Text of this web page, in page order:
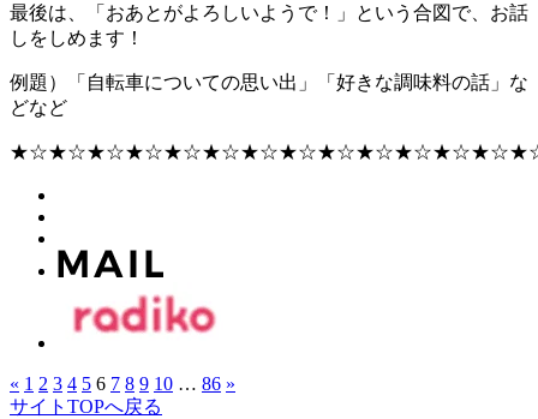
最後は、「おあとがよろしいようで！」という合図で、お話
しをしめます！
例題）「自転車についての思い出」「好きな調味料の話」な
どなど
« 1 2 3 4 5 6 7 8 9 10 … 86 »
サイトTOPへ戻る